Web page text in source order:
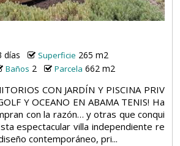
días Superficie 265 m2
Baños 2 Parcela 662 m2
CON JARDÍN Y PISCINA PRIV
Y OCEANO EN ABAMA TENIS! Ha
con la razón… y otras que conqui
espectacular villa independiente re
contemporáneo, pri...